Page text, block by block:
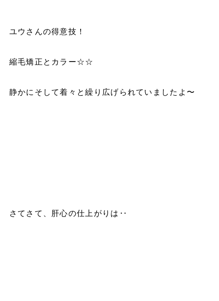
ユウさんの得意技！
縮毛矯正とカラー☆☆
静かにそして着々と繰り広げられていましたよ〜
さてさて、肝心の仕上がりは‥